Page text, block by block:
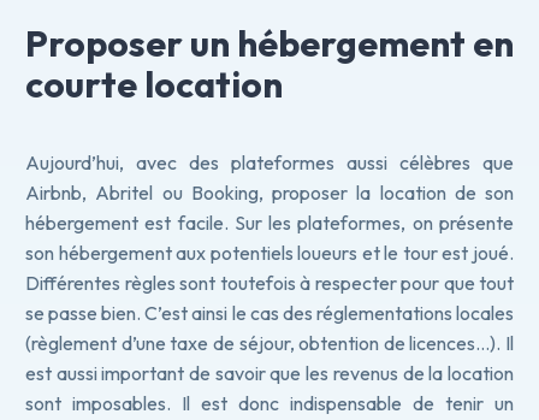
Proposer un hébergement en
courte location
Aujourd’hui, avec des plateformes aussi célèbres que
Airbnb, Abritel ou Booking, proposer la location de son
hébergement est facile. Sur les plateformes, on présente
son hébergement aux potentiels loueurs et le tour est joué.
Différentes règles sont toutefois à respecter pour que tout
se passe bien. C’est ainsi le cas des réglementations locales
(règlement d’une taxe de séjour, obtention de licences…). Il
est aussi important de savoir que les revenus de la location
sont imposables. Il est donc indispensable de tenir un